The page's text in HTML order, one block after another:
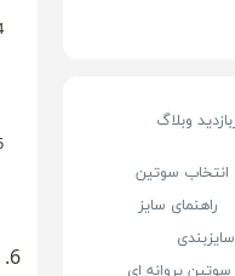
انتخاب سوتین
راهنمای سایز
سایزبندی
سوتین پروانه ای
6.